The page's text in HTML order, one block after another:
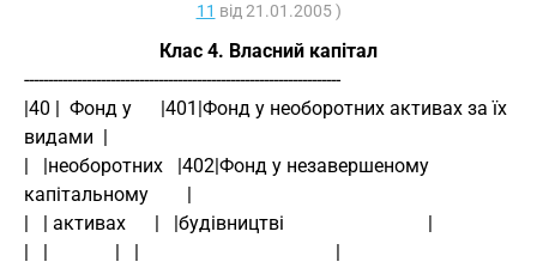
11 від 21.01.2005 )
Клас 4. Власний капітал
------------------------------------------------------------------
|40 |  Фонд у      |401|Фонд у необоротних активах за їх
видами  |
|   |необоротних   |402|Фонд у незавершеному
капітальному        |
|   | активах      |   |будівництві                              |
|   |              |   |                                         |